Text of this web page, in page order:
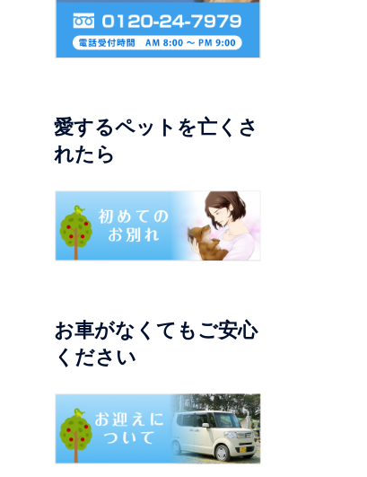
愛するペットを亡くさ
れたら
お車がなくてもご安心
ください